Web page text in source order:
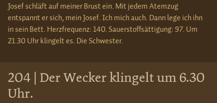
Josef schläft auf meiner Brust ein. Mit jedem Atemzug
entspannt er sich, mein Josef. Ich mich auch. Dann lege ich ihn
in sein Bett. Herzfrequenz: 140. Sauerstoffsättigung: 97. Um
21.30 Uhr klingelt es. Die Schwester.
204 | Der Wecker klingelt um 6.30
Uhr.